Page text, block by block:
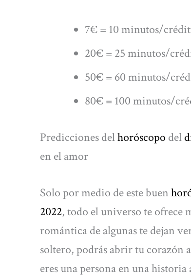
7€ = 10 minutos/
20€ = 25 minutos/
50€ = 60 minutos/
80€ = 100 minutos/
Predicciones delhoróscopo del
en el amor
Solo por medio de este buen
2022, todo el universo te ofrece
romántica de algunas te dejan
soltero, podrás abrir tu corazón
eres una persona en una historia